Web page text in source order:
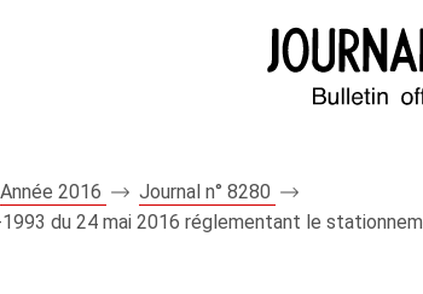
Année 2016
Journal n° 8280
du 24 mai 2016 réglementant le